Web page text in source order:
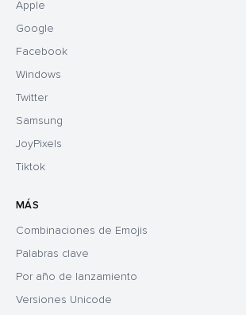
Apple
Google
Facebook
Windows
Twitter
Samsung
JoyPixels
Tiktok
MÁS
Combinaciones de Emojis
Palabras clave
Por año de lanzamiento
Versiones Unicode